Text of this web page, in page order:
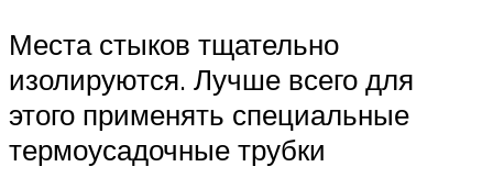
Места стыков тщательно
изолируются. Лучше всего для
этого применять специальные
термоусадочные трубки